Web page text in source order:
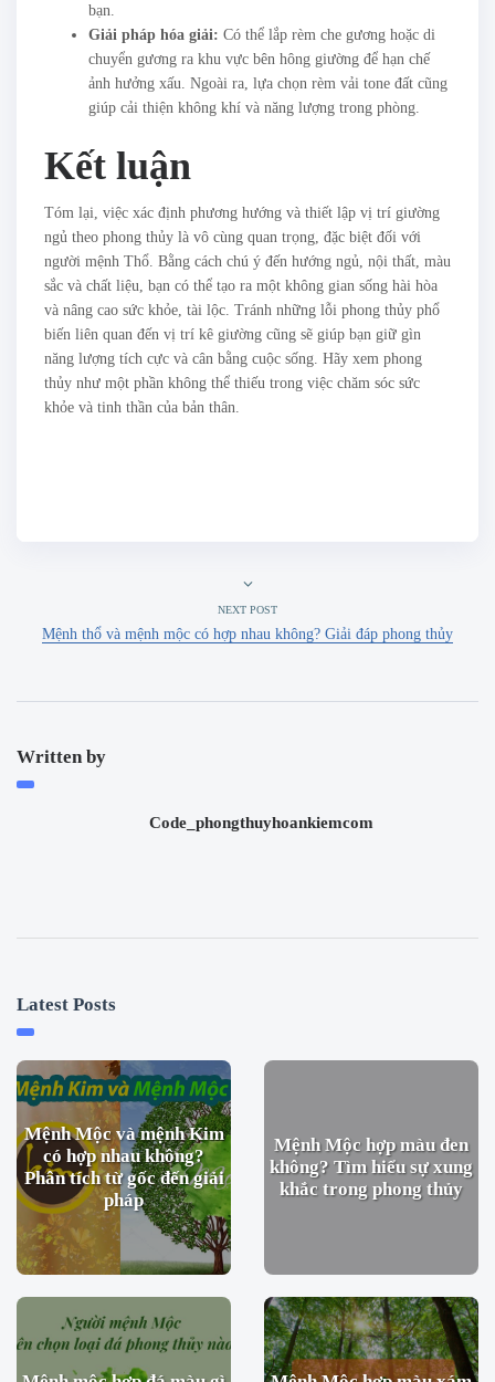
bạn.
Giải pháp hóa giải: Có thể lắp rèm che gương hoặc di
chuyển gương ra khu vực bên hông giường để hạn chế
ảnh hưởng xấu. Ngoài ra, lựa chọn rèm vải tone đất cũng
giúp cải thiện không khí và năng lượng trong phòng.
Kết luận
Tóm lại, việc xác định phương hướng và thiết lập vị trí giường
ngủ theo phong thủy là vô cùng quan trọng, đặc biệt đối với
người mệnh Thổ. Bằng cách chú ý đến hướng ngủ, nội thất, màu
sắc và chất liệu, bạn có thể tạo ra một không gian sống hài hòa
và nâng cao sức khỏe, tài lộc. Tránh những lỗi phong thủy phổ
biến liên quan đến vị trí kê giường cũng sẽ giúp bạn giữ gìn
năng lượng tích cực và cân bằng cuộc sống. Hãy xem phong
thủy như một phần không thể thiếu trong việc chăm sóc sức
khỏe và tinh thần của bản thân.
NEXT POST
Mệnh thổ và mệnh mộc có hợp nhau không​? Giải đáp phong thủy
Written by
Code_phongthuyhoankiemcom
Latest Posts
Mệnh Mộc và mệnh Kim
có hợp nhau không?
Phân tích từ gốc đến giải
pháp
Mệnh Mộc hợp màu đen
không? Tìm hiểu sự xung
khắc trong phong thủy